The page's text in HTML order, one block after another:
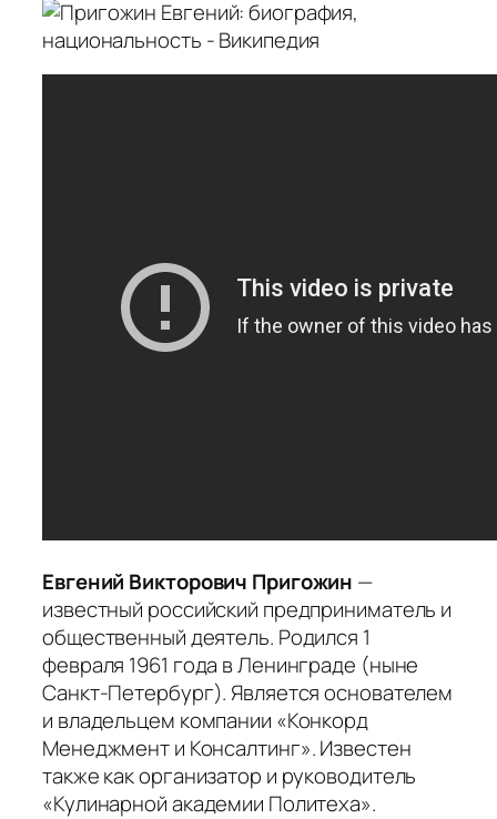
Евгений Викторович Пригожин —
известный российский предприниматель и
общественный деятель. Родился 1
февраля 1961 года в Ленинграде (ныне
Санкт-Петербург). Является основателем
и владельцем компании «Конкорд
Менеджмент и Консалтинг». Известен
также как организатор и руководитель
«Кулинарной академии Политеха».